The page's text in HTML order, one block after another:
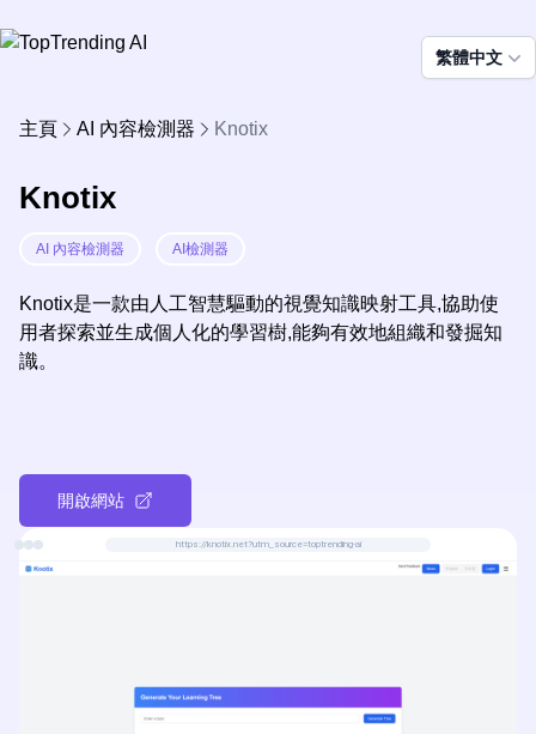
繁體中文
主頁 AI 內容檢測器 Knotix
Knotix
AI 內容檢測器 AI檢測器
Knotix是一款由人工智慧驅動的視覺知識映射工具,協助使
用者探索並生成個人化的學習樹,能夠有效地組織和發掘知
識。
開啟網站
https://knotix.net?utm_source=toptrending-ai